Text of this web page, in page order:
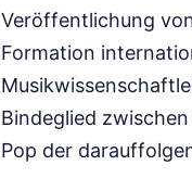
Veröffentlichung
Formation
Bindeglied
Pop der